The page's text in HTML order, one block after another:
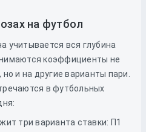
на футбол
учитывается вся глубина
коэффициенты не
и на другие варианты пари.
в футбольных
три варианта ставки: П1